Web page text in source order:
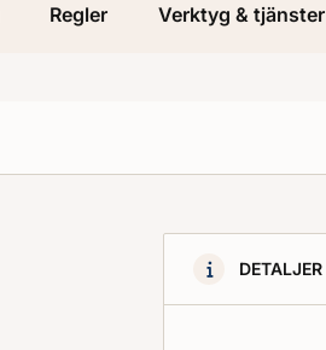
Regler Verktyg & tjänster
DETALJER